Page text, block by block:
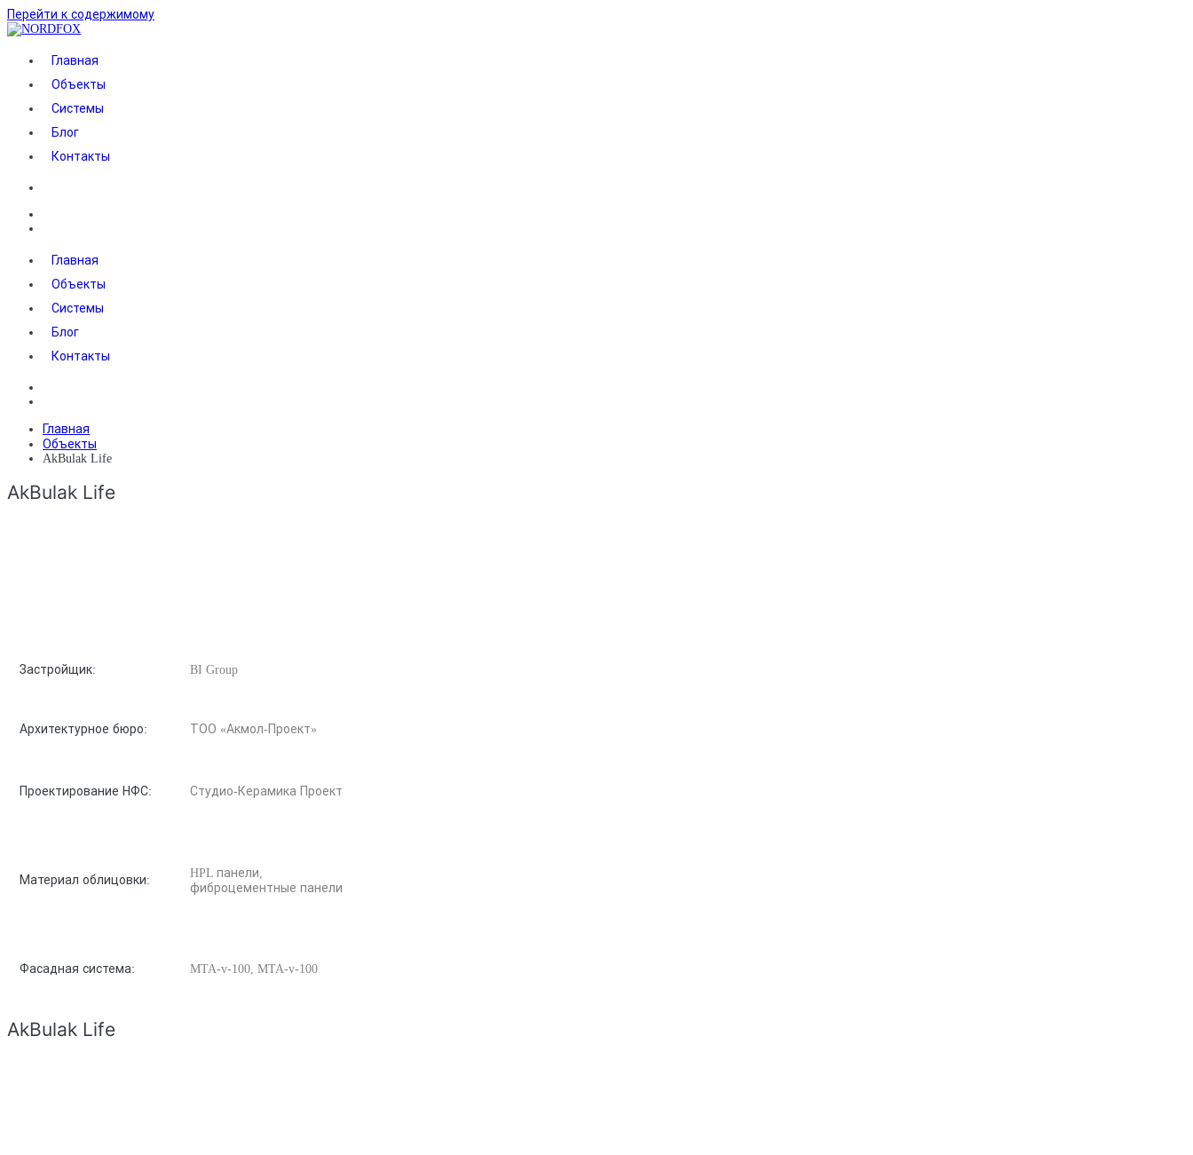
Перейти к содержимому
NORDFOXГлавная
Объекты
Системы
Блог
Контакты
Главная
Объекты
Системы
Блог
Контакты
Главная
Объекты
AkBulak Life
AkBulak Life
Застройщик: BI Group
Архитектурное бюро: ТОО «Акмол-Проект»
Проектирование НФС: Студио-Керамика Проект
Материал облицовки:
HPL панели,
фиброцементные панели
Фасадная система: MTA-v-100, MTA-v-100
AkBulak Life